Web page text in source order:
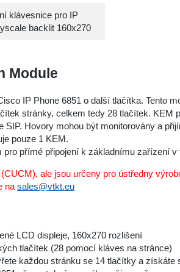
klávesnice pro IP
backlit 160x270
Module
IP Phone 6851 o další tlačítka. Tento
stránky, celkem tedy 28 tlačítek. KEM
SIP. Hovory mohou být monitorovány a
pouze 1 KEM.
přímé připojení k základnímu zařízení
ale jsou určeny pro ústředny
na sales@vtkt.eu
LCD displeje, 160x270 rozlišení
tlačítek (28 pomocí kláves na stránce)
každou stránku se 14 tlačítky a získáte